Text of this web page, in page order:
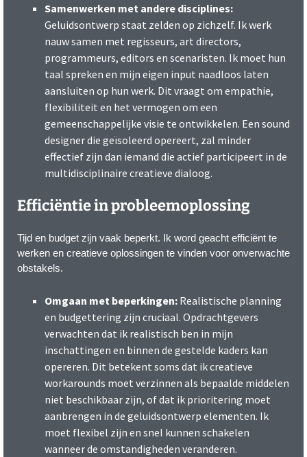
Samenwerken met andere disciplines:
Geluidsontwerp staat zelden op zichzelf. Ik werk
nauw samen met regisseurs, art directors,
programmeurs, editors en scenaristen. Ik moet hun
taal spreken en mijn eigen input naadloos laten
aansluiten op hun werk. Dit vraagt om empathie,
flexibiliteit en het vermogen om een
gemeenschappelijke visie te ontwikkelen. Een sound
designer die geïsoleerd opereert, zal minder
effectief zijn dan iemand die actief participeert in de
multidisciplinaire creatieve dialoog.
Efficiëntie in probleemoplossing
Tijd en budget zijn vaak beperkt. Ik word geacht efficiënt te
werken en creatieve oplossingen te vinden voor onverwachte
obstakels.
Omgaan met beperkingen: Realistische planning
en budgettering zijn cruciaal. Opdrachtgevers
verwachten dat ik realistisch ben in mijn
inschattingen en binnen de gestelde kaders kan
opereren. Dit betekent soms dat ik creatieve
workarounds moet verzinnen als bepaalde middelen
niet beschikbaar zijn, of dat ik prioritering moet
aanbrengen in de geluidsontwerp elementen. Ik
moet flexibel zijn en snel kunnen schakelen
wanneer de omstandigheden veranderen.